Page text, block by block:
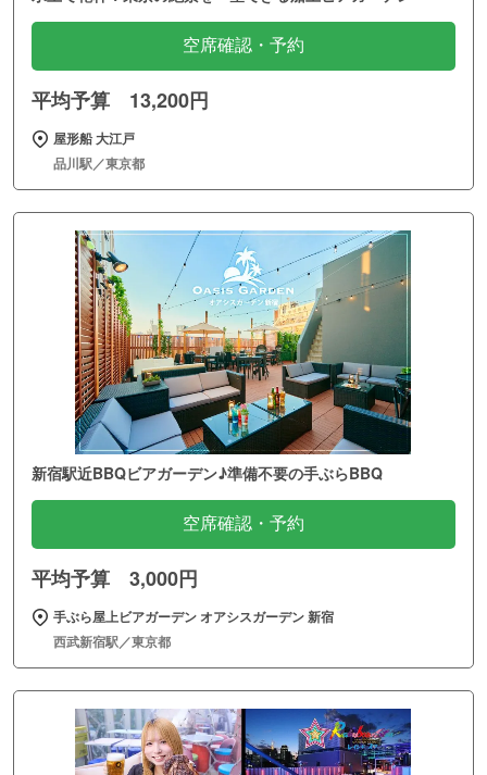
空席確認・予約
平均予算 13,200円
屋形船 大江戸
品川駅／東京都
新宿駅近BBQビアガーデン♪準備不要の手ぶらBBQ
空席確認・予約
平均予算 3,000円
手ぶら屋上ビアガーデン オアシスガーデン 新宿
西武新宿駅／東京都